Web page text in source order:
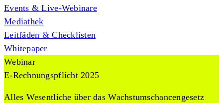
Events & Live-Webinare
Mediathek
Leitfäden & Checklisten
Whitepaper
Webinar
E-Rechnungspflicht 2025
Alles Wesentliche über das Wachstumschancengesetz